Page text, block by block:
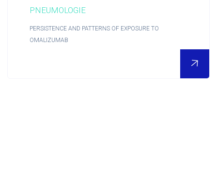
Accueil
PNEUMOLOGIE
PERSISTENCE AND PATTERNS OF EXPOSURE TO
OMALIZUMAB